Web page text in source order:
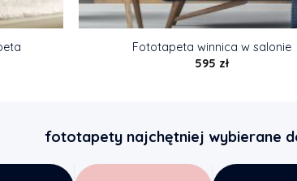
Fototapeta winnica w salonie
595 zł
fototapety najchętniej wybierane